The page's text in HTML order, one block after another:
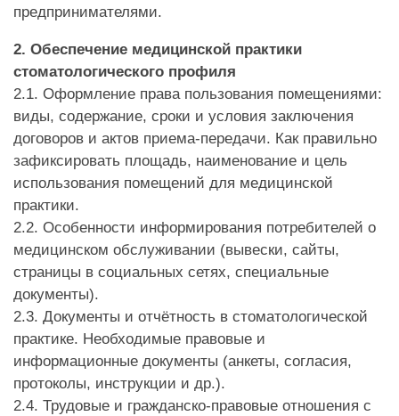
предпринимателями.
2. Обеспечение медицинской практики
стоматологического профиля
2.1. Оформление права пользования помещениями:
виды, содержание, сроки и условия заключения
договоров и актов приема-передачи. Как правильно
зафиксировать площадь, наименование и цель
использования помещений для медицинской
практики.
2.2. Особенности информирования потребителей о
медицинском обслуживании (вывески, сайты,
страницы в социальных сетях, специальные
документы).
2.3. Документы и отчётность в стоматологической
практике. Необходимые правовые и
информационные документы (анкеты, согласия,
протоколы, инструкции и др.).
2.4. Трудовые и гражданско-правовые отношения с